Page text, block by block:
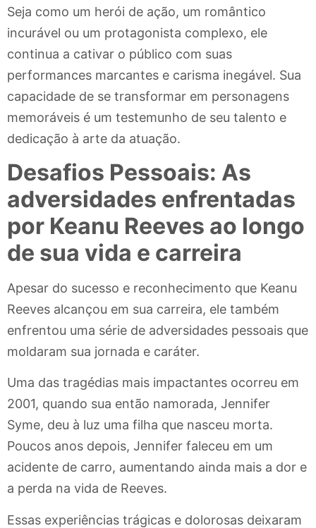
Seja como um herói de ação, um romântico
incurável ou um protagonista complexo, ele
continua a cativar o público com suas
performances marcantes e carisma inegável. Sua
capacidade de se transformar em personagens
memoráveis é um testemunho de seu talento e
dedicação à arte da atuação.
Desafios Pessoais: As
adversidades enfrentadas
por Keanu Reeves ao longo
de sua vida e carreira
Apesar do sucesso e reconhecimento que Keanu
Reeves alcançou em sua carreira, ele também
enfrentou uma série de adversidades pessoais que
moldaram sua jornada e caráter.
Uma das tragédias mais impactantes ocorreu em
2001, quando sua então namorada, Jennifer
Syme, deu à luz uma filha que nasceu morta.
Poucos anos depois, Jennifer faleceu em um
acidente de carro, aumentando ainda mais a dor e
a perda na vida de Reeves.
Essas experiências trágicas e dolorosas deixaram